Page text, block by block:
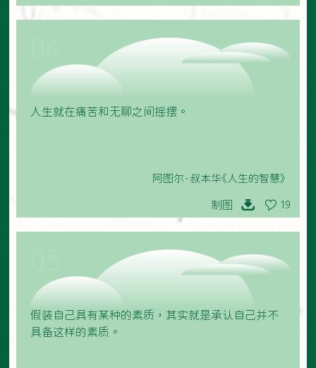
人生就在痛苦和无聊之间摇摆。
阿图尔·叔本华《人生的智慧》
制图 19
假装自己具有某种的素质，其实就是承认自己并不
具备这样的素质。